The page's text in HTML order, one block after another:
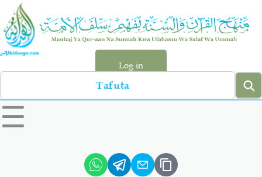
Skip
main
content
Log in
Search
left
sidebar
☰
Hadiyth